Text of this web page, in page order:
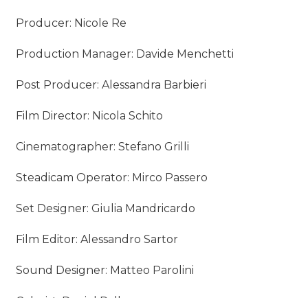
Producer: Nicole Re
Production Manager: Davide Menchetti
Post Producer: Alessandra Barbieri
Film Director: Nicola Schito
Cinematographer: Stefano Grilli
Steadicam Operator: Mirco Passero
Set Designer: Giulia Mandricardo
Film Editor: Alessandro Sartor
Sound Designer: Matteo Parolini